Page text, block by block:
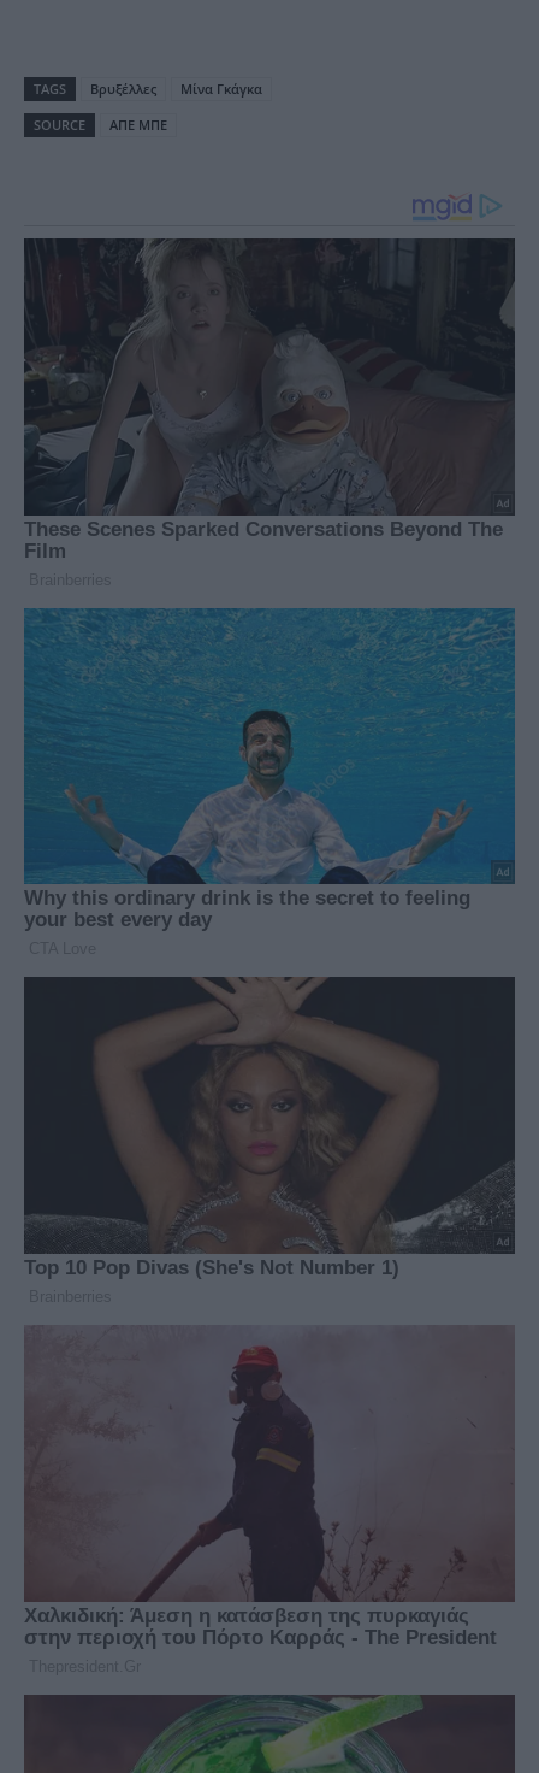
TAGS Βρυξέλλες
Μίνα Γκάγκα
SOURCE
ΑΠΕ ΜΠΕ